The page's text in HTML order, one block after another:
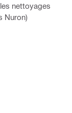
nettoyages
Nuron)